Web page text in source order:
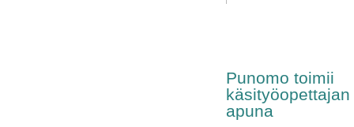
Punomo toimii
käsityöopettajan
apuna